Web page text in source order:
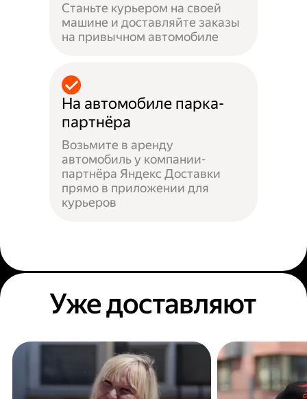
Станьте курьером на своей
машине и доставляйте заказы
на привычном автомобиле
На автомобиле парка-
партнёра
Возьмите в аренду
автомобиль у компании-
партнёра Яндекс Доставки
прямо в приложении для
курьеров
Уже доставляют